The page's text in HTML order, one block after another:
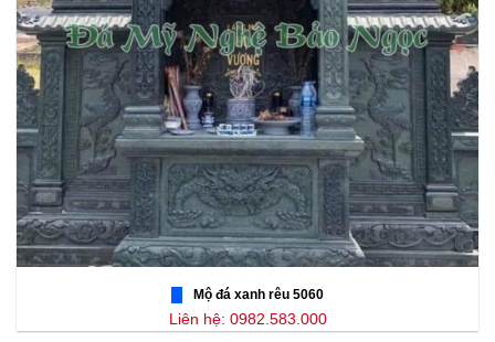
Mộ đá xanh rêu 5060
Liên hệ: 0982.583.000